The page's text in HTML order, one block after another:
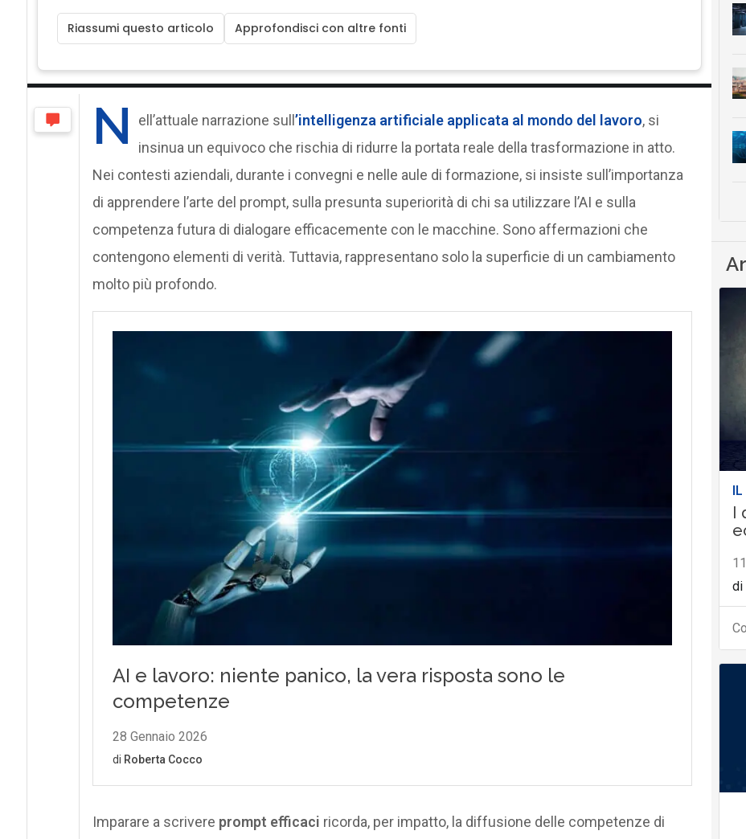
Riassumi questo articolo Approfondisci con altre fonti
N ell’attuale narrazione sull’intelligenza artificiale applicata al mondo del lavoro, si
insinua un equivoco che rischia di ridurre la portata reale della trasformazione in atto.
Nei contesti aziendali, durante i convegni e nelle aule di formazione, si insiste sull’importanza
di apprendere l’arte del prompt, sulla presunta superiorità di chi sa utilizzare l’AI e sulla
competenza futura di dialogare efficacemente con le macchine. Sono affermazioni che
contengono elementi di verità. Tuttavia, rappresentano solo la superficie di un cambiamento
molto più profondo.
Imparare a scrivere prompt efficaci ricorda, per impatto, la diffusione delle competenze di
IL
I
di